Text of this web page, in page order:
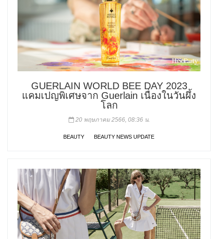
GUERLAIN WORLD BEE DAY 2023
แคมเปญพิเศษจาก Guerlain เนื่องในวันผึ้ง
โลก
20 พฤษภาคม 2566, 08:36 น.
BEAUTY BEAUTY NEWS UPDATE